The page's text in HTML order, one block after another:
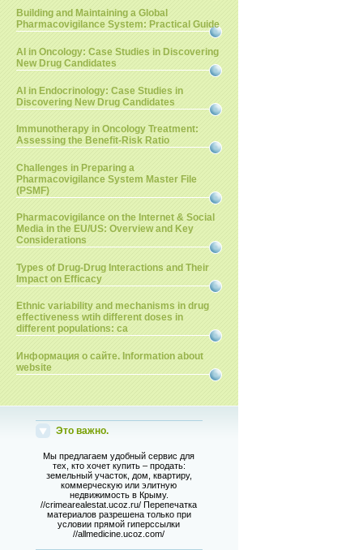
Building and Maintaining a Global
Pharmacovigilance System: Practical Guide
AI in Oncology: Case Studies in Discovering
New Drug Candidates
AI in Endocrinology: Case Studies in
Discovering New Drug Candidates
Immunotherapy in Oncology Treatment:
Assessing the Benefit-Risk Ratio
Challenges in Preparing a
Pharmacovigilance System Master File
(PSMF)
Pharmacovigilance on the Internet & Social
Media in the EU/US: Overview and Key
Considerations
Types of Drug-Drug Interactions and Their
Impact on Efficacy
Ethnic variability and mechanisms in drug
effectiveness wtih different doses in
different populations: ca
Информация о сайте. Information about
website
Это важно.
Мы предлагаем удобный сервис для
тех, кто хочет купить – продать:
земельный участок, дом, квартиру,
коммерческую или элитную
недвижимость в Крыму.
//crimearealestat.ucoz.ru/ Перепечатка
материалов разрешена только при
условии прямой гиперссылки
//allmedicine.ucoz.com/